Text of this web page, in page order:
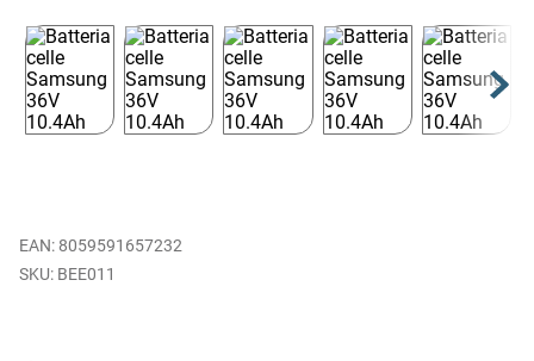
EAN: 8059591657232
BEE011